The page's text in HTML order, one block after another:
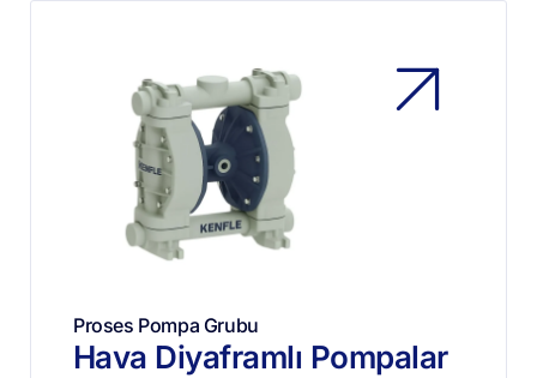
Proses Pompa Grubu
Hava Diyaframlı Pompalar